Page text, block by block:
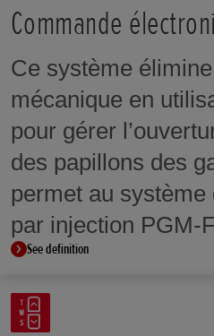
Commande
Ce système
mécanique en
pour gérer
des papillons des
permet au système
par injection PGM-
précisément
toute la plage de
fournir un couple
See definition